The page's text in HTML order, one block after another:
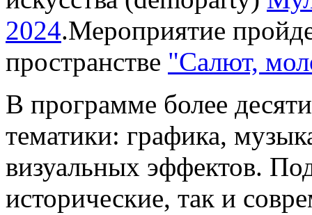
2024.Мероприятие
пространстве "Салют,
В программе более
тематики: графика,
визуальных эффектов.
исторические, так и